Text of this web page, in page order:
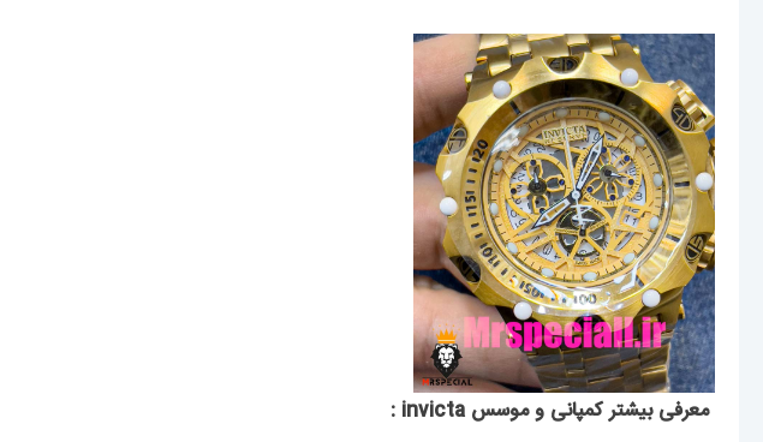
معرفی بیشتر کمپانی و موسس invicta :